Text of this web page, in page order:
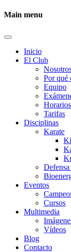
Main menu
Inicio
El Club
Por qué
Equipo
Horarios
Tarifas
Disciplinas
Karate
Eventos
Cursos
Multimedia
Vídeos
Blog
Contacto